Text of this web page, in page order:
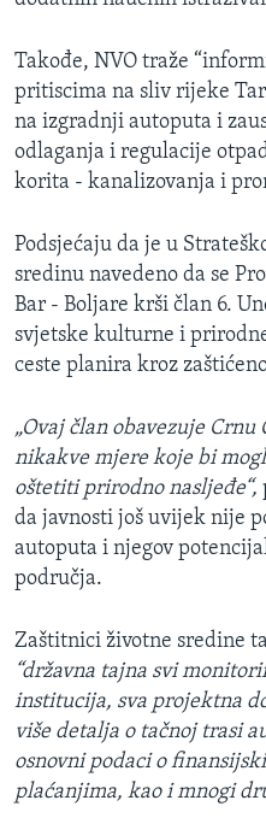
Takođe, NVO traže
pritiscima na sliv rijeke
na izgradnji autoputa i
odlaganja i regulacije
korita - kanalizovanja i
Podsjećaju da je u
sredinu navedeno da se
Bar - Boljare krši član 6.
svjetske kulturne i
ceste planira kroz
„Ovaj član obavezuje
nikakve mjere koje bi
oštetiti prirodno nasljeđe“,
da javnosti još uvijek nije
autoputa i njegov
područja.
Zaštitnici životne sredine
“državna tajna svi
institucija, sva projektna
više detalja o tačnoj trasi
osnovni podaci o
plaćanjima, kao i mnogi